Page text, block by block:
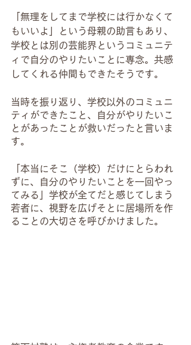
「無理をしてまで学校には行かなくて
もいいよ」という母親の助言もあり、
学校とは別の芸能界というコミュニテ
ィで自分のやりたいことに専念。共感
してくれる仲間もできたそうです。
当時を振り返り、学校以外のコミュニ
ティができたこと、自分がやりたいこ
とがあったことが救いだったと言いま
す。
「本当にそこ（学校）だけにとらわれ
ずに、自分のやりたいことを一回やっ
てみる」学校が全てだと感じてしまう
若者に、視野を広げそとに居場所を作
ることの大切さを呼びかけました。